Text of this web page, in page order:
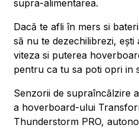
supra-alimentarea.
Dacă te afli în mers si
să nu te dezechilibrezi,
viteza si puterea
pentru ca tu sa poti opri in
Senzorii de supraîncălzire
a hoverboard-ului
Thunderstorm PRO,